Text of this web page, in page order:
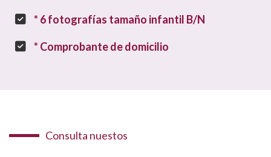
* 6 fotografías tamaño infantil B/N
* Comprobante de domicilio
Consulta nuestos